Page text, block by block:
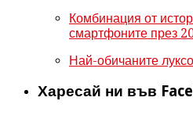
Комбинация от
смартфоните през
Най-обичаните
Харесай ни във